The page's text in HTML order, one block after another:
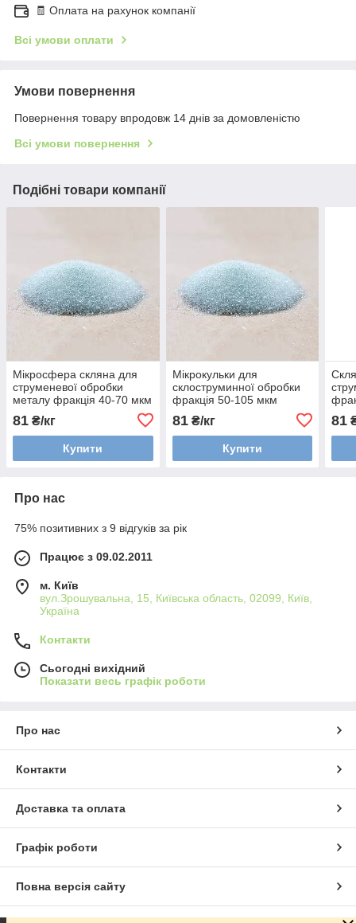
🧾 Оплата на рахунок компанії
Всі умови оплати
Умови повернення
Повернення товару впродовж 14 днів за домовленістю
Всі умови повернення
Подібні товари компанії
Мікросфера скляна для
струменевої обробки
металу фракція 40-70 мкм
81 ₴/кг
Купити
Мікрокульки для
склоструминної обробки
фракція 50-105 мкм
81₴/кг
Купити
81
Про нас
75% позитивних з 9 відгуків за рік
Працює з 09.02.2011
м. Київ
вул.Зрошувальна, 15, Київська область, 02099, Київ,
Україна
Контакти
Сьогодні вихідний
Показати весь графік роботи
Про нас
Контакти
Доставка та оплата
Графік роботи
Повна версія сайту